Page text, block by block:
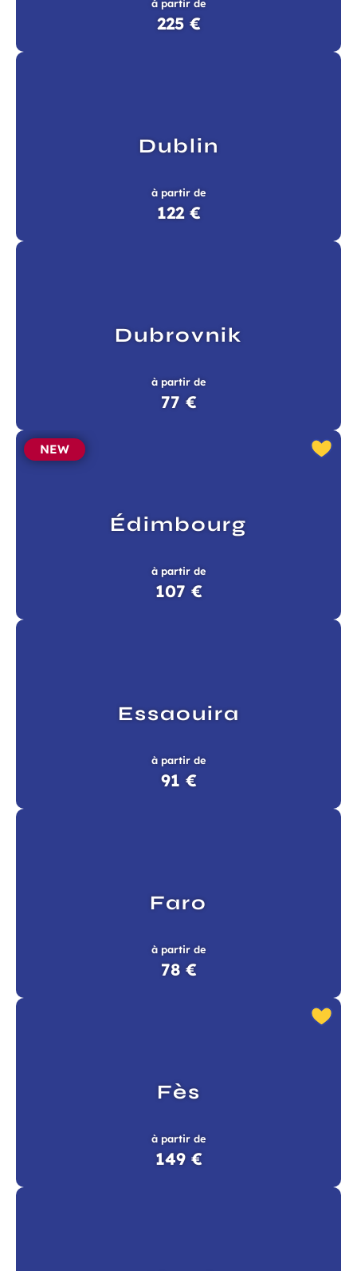
à partir de
225 €
Dublin
à partir de
122 €
Dubrovnik
à partir de
77 €
Édimbourg
NEW
à partir de
107 €
Essaouira
à partir de
91 €
Faro
à partir de
78 €
Fès
à partir de
149 €